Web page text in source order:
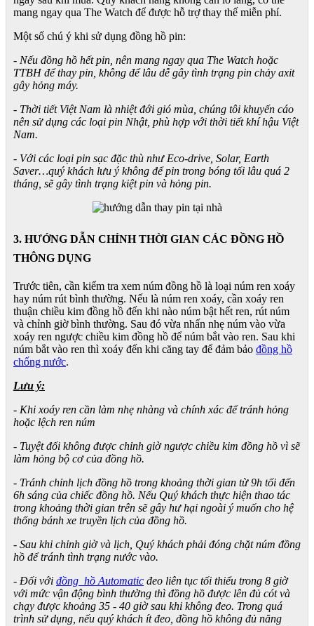
mang ngay qua The Watch để được hỗ trợ thay thế miễn phí.
Một số chú ý khi sử dụng đồng hồ pin:
- Nếu đồng hồ hết pin, nên mang ngay qua The Watch hoặc
TTBH để thay pin, không để lâu dễ gây tình trạng pin chảy axit
gây hỏng máy.
- Thời tiết Việt Nam là nhiệt đới gió mùa, chúng tôi khuyến cáo
nên sử dụng các loại pin Nhật, phù hợp với thời tiết khí hậu Việt
Nam.
- Với các loại pin sạc đặc thù như Eco-drive, Solar, Earth
Saver…quý khách lưu ý không để pin trong bóng tối lâu quá 2
tháng, sẽ gây tình trạng kiệt pin và hỏng pin.
3. HƯỚNG DẪN CHỈNH THỜI GIAN CÁC ĐỒNG HỒ
THÔNG DỤNG
Trước tiên, cần kiểm tra xem núm đồng hồ là loại núm ren xoáy
hay núm rút bình thường. Nếu là núm ren xoáy, cần xoáy ren
thuận chiều kim đồng hồ đến khi nào núm bật hết ren, rút núm
và chỉnh giờ bình thường. Sau đó vừa nhấn nhẹ núm vào vừa
xoáy ren ngược chiều kim đồng hồ để núm bắt vào ren. Sau khi
núm bắt vào ren thì xoáy đến khi căng tay để đảm bảo đồng hồ
chống nước.
Lưu ý:
- Khi xoáy ren cần làm nhẹ nhàng và chính xác để tránh hỏng
hoặc lệch ren núm
- Tuyệt đối không được chỉnh giờ ngược chiều kim đồng hồ vì sẽ
làm hỏng bộ cơ của đồng hồ.
- Tránh chỉnh lịch đồng hồ trong khoảng thời gian từ 9h tối đến
6h sáng của chiếc đồng hồ. Nếu Quý khách thực hiện thao tác
trong khoảng thời gian trên sẽ gây hư hại ngoài ý muốn cho hệ
thống bánh xe truyền lịch của đồng hồ.
- Sau khi chỉnh giờ và lịch, Quý khách phải đóng chặt núm đồng
hồ để tránh tình trạng nước vào.
- Đối với đồng hồ Automatic đeo liên tục tối thiểu trong 8 giờ
với mức vận động bình thường thì đồng hồ được lên đủ cót và
chạy được khoảng 35 - 40 giờ sau khi không đeo. Trong quá
trình sử dụng, nếu quý khách ít đeo, đồng hồ không đủ năng